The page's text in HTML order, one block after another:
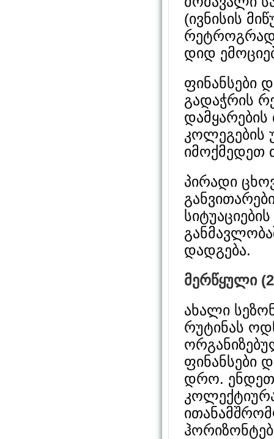
(ივნისის
დიდ
ფინანსები
გადაჭრის
კოლეგების
იმოქმედეთ
პირადი
დადგება.
მერწყული
ახალი
რუტინას
ფინანსები
დრო. ენდეთ